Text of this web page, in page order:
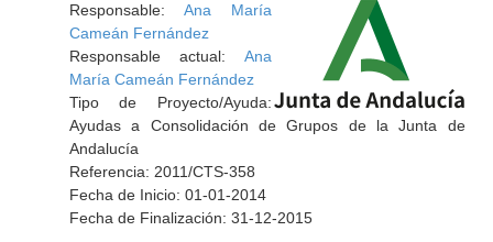
Responsable: Ana María
Cameán Fernández
Responsable actual: Ana
María Cameán Fernández
Tipo de Proyecto/Ayuda:
Ayudas a Consolidación de Grupos de la Junta de
Andalucía
Referencia: 2011/CTS-358
Fecha de Inicio: 01-01-2014
Fecha de Finalización: 31-12-2015